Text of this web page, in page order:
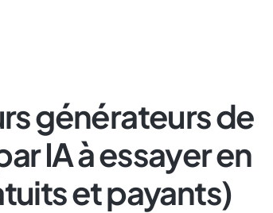
générateurs de
IA à essayer en
et payants)